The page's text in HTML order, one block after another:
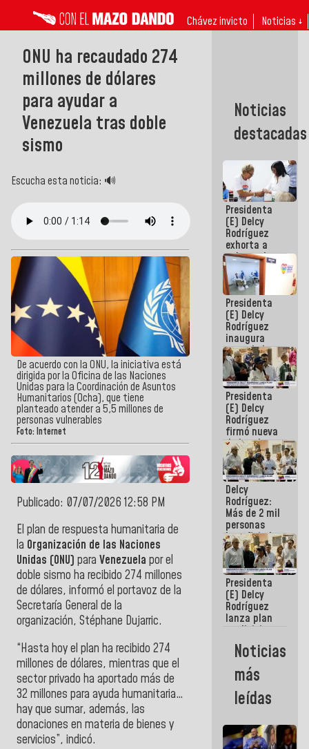
Chávez invicto Noticias ↓
ONU ha recaudado 274
millones de dólares
para ayudar a
Venezuela tras doble
sismo
Escucha esta noticia: 🔊
De acuerdo con la ONU, la iniciativa está
dirigida por la Oficina de las Naciones
Unidas para la Coordinación de Asuntos
Humanitarios (Ocha), que tiene
planteado atender a 5,5 millones de
personas vulnerables
Foto: Internet
Publicado: 07/07/2026 12:58 PM
El plan de respuesta humanitaria de
la Organización de las Naciones
Unidas (ONU) para Venezuela por el
doble sismo ha recibido 274 millones
de dólares, informó el portavoz de la
Secretaría General de la
organización, Stéphane Dujarric.
“Hasta hoy el plan ha recibido 274
millones de dólares, mientras que el
sector privado ha aportado más de
32 millones para ayuda humanitaria…
hay que sumar, además, las
donaciones en materia de bienes y
servicios”, indicó.
Noticias
destacadas
Presidenta
(E) Delcy
Rodríguez
exhorta a
gobernadores
y alcaldes a
edificar
casas para
abuelos
Presidenta
(E) Delcy
Rodríguez
inaugura
casa de los
Abuelos
Primavera
en Caracas
Presidenta
(E) Delcy
Rodríguez
firmó nueva
de Ley de
Arrendamiento
aprobada
por la AN
Delcy
Rodríguez:
Más de 2 mil
personas
beneficiadas
con planes
para
atención de
emergencia
sísmica en
la última
semana
Presidenta
(E) Delcy
Rodríguez
lanza plan
crediticio
con subsidio
a Juntas de
Condominio
Noticias
más
leídas